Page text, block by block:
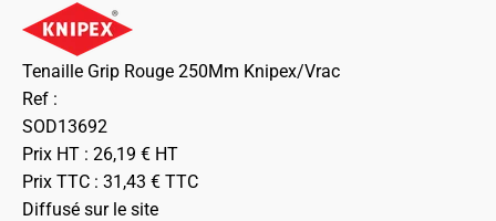
Tenaille Grip Rouge 250Mm Knipex/Vrac
Ref :
SOD13692
Prix HT : 26,19 € HT
Prix TTC : 31,43 € TTC
Diffusé sur le site